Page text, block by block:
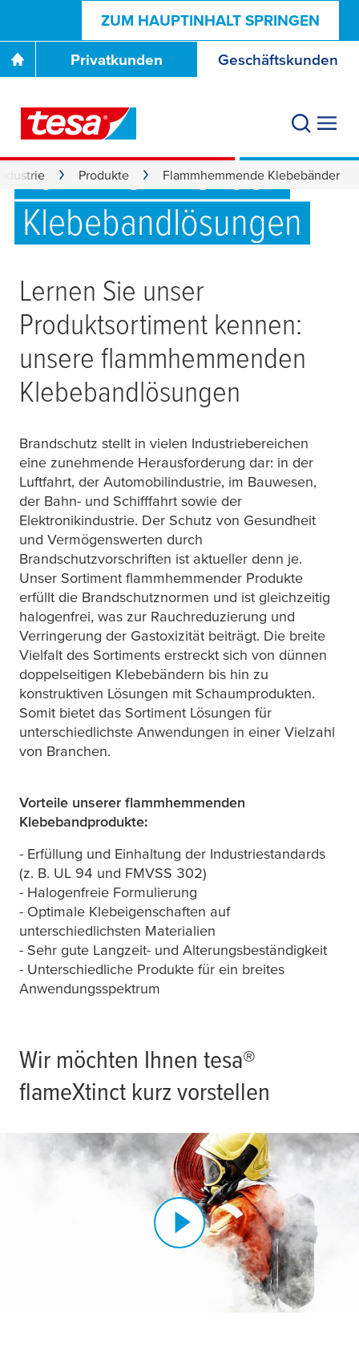
ZUM HAUPTINHALT SPRINGEN
Privatkunden Geschäftskunden
Produkte Flammhemmende Klebebänder
Getestet und
zertifiziert: unsere
flammhemmenden
Klebebandlösungen
Lernen Sie unser
Produktsortiment kennen:
unsere flammhemmenden
Klebebandlösungen
Brandschutz stellt in vielen Industriebereichen
eine zunehmende Herausforderung dar: in der
Luftfahrt, der Automobilindustrie, im Bauwesen,
der Bahn- und Schifffahrt sowie der
Elektronikindustrie. Der Schutz von Gesundheit
und Vermögenswerten durch
Brandschutzvorschriften ist aktueller denn je.
Unser Sortiment flammhemmender Produkte
erfüllt die Brandschutznormen und ist gleichzeitig
halogenfrei, was zur Rauchreduzierung und
Verringerung der Gastoxizität beiträgt. Die breite
Vielfalt des Sortiments erstreckt sich von dünnen
doppelseitigen Klebebändern bis hin zu
konstruktiven Lösungen mit Schaumprodukten.
Somit bietet das Sortiment Lösungen für
unterschiedlichste Anwendungen in einer Vielzahl
von Branchen.
Vorteile unserer flammhemmenden
Klebebandprodukte:
- Erfüllung und Einhaltung der Industriestandards
(z. B. UL 94 und FMVSS 302)
- Halogenfreie Formulierung
- Optimale Klebeigenschaften auf
unterschiedlichsten Materialien
- Sehr gute Langzeit- und Alterungsbeständigkeit
- Unterschiedliche Produkte für ein breites
Anwendungsspektrum
Wir möchten Ihnen tesa®
flameXtinct kurz vorstellen